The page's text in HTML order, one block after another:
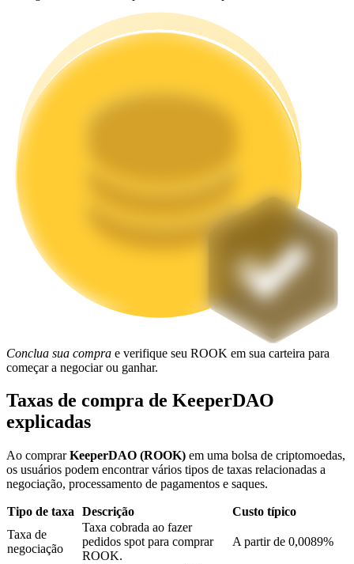
Estacamento
Altos retornos e acesso instantâneo
Staking flexível para ganhar tokens populares.
Bloqueios de BTR
Investimentos exclusivos para titulares de BTR
Conclua sua compra e verifique seu ROOK em sua carteira para
começar a negociar ou ganhar.
Taxas de compra de KeeperDAO
explicadas
Ao comprarKeeperDAO (ROOK) em uma bolsa de criptomoedas,
os usuários podem encontrar vários tipos de taxas relacionadas a
negociação, processamento de pagamentos e saques.
Tipo de taxa Descrição
Custo típico
Taxa de
negociação
Taxa cobrada ao fazer
pedidos spot para comprar
ROOK.
A partir de 0,0089%